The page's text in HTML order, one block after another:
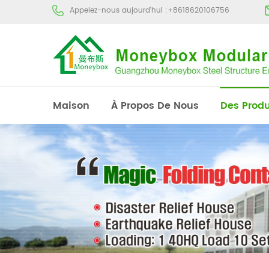
Appelez-nous aujourd'hui :+8618620106756
Maison À Propos De Nous Des